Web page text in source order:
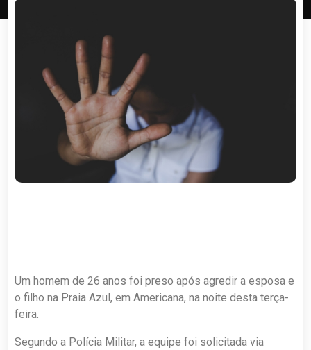
Um homem de 26 anos foi preso após agredir a esposa e
o filho na Praia Azul, em Americana, na noite desta terça-
feira.
Segundo a Polícia Militar, a equipe foi solicitada via